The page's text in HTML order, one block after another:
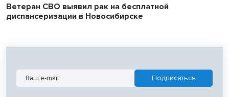
Ветеран СВО выявил рак на бесплатной
диспансеризации в Новосибирске